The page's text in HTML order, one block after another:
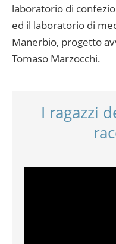
laboratorio di
ed il laboratorio di
Manerbio, progetto
Tomaso Marzocchi.
I ragazzi